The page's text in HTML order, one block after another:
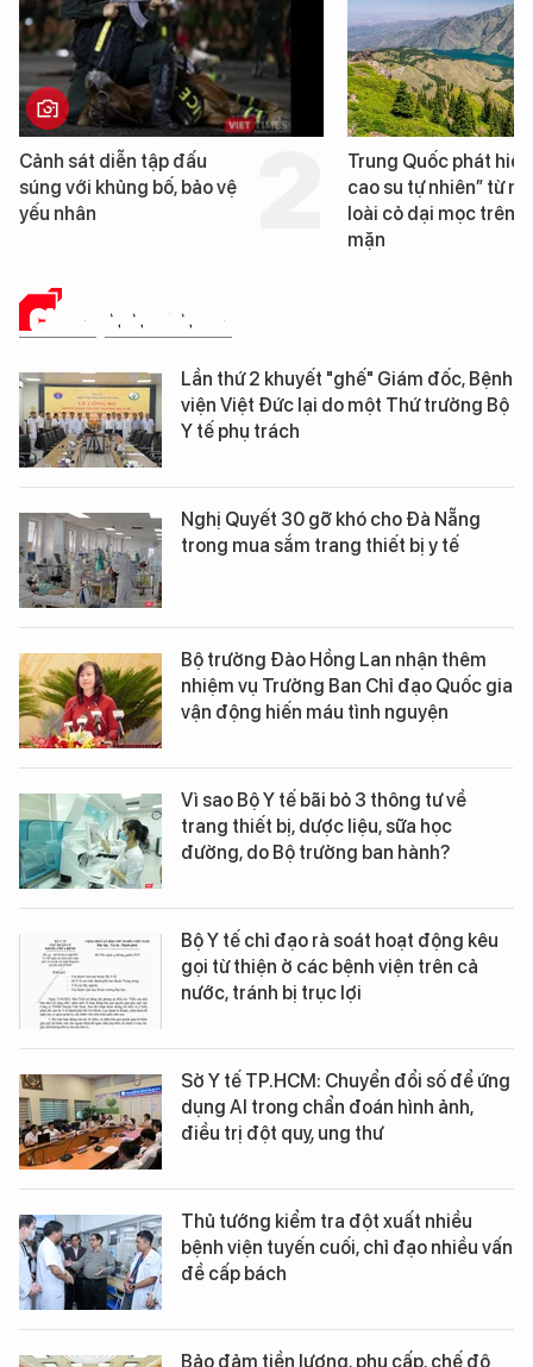
Trung Quốc phát hiện “mỏ
cao su tự nhiên” từ một
loài cỏ dại mọc trên đất
Loạt dự án bất động
Đà Nẵng sắp bị kiểm
CHUYỆN NGÀNH Y
Lần thứ 2 khuyết "ghế" Giám đốc, Bệnh
viện Việt Đức lại do một Thứ trưởng Bộ
Y tế phụ trách
Nghị Quyết 30 gỡ khó cho Đà Nẵng
trong mua sắm trang thiết bị y tế
Bộ trưởng Đào Hồng Lan nhận thêm
nhiệm vụ Trưởng Ban Chỉ đạo Quốc gia
vận động hiến máu tình nguyện
Vì sao Bộ Y tế bãi bỏ 3 thông tư về
trang thiết bị, dược liệu, sữa học
đường, do Bộ trưởng ban hành?
Bộ Y tế chỉ đạo rà soát hoạt động kêu
gọi từ thiện ở các bệnh viện trên cả
nước, tránh bị trục lợi
Sở Y tế TP.HCM: Chuyển đổi số để ứng
dụng AI trong chẩn đoán hình ảnh,
điều trị đột quỵ, ung thư
Thủ tướng kiểm tra đột xuất nhiều
bệnh viện tuyến cuối, chỉ đạo nhiều vấn
đề cấp bách
Bảo đảm tiền lương, phụ cấp, chế độ